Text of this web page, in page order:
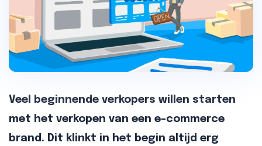
Veel beginnende verkopers willen starten
met het verkopen van een e-commerce
brand. Dit klinkt in het begin altijd erg